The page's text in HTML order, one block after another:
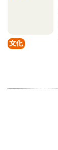
文化